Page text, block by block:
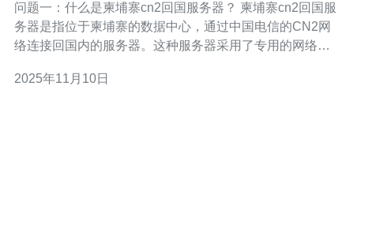
问题一：什么是柬埔寨cn2回国服务器？ 柬埔寨cn2回国服
务器是指位于柬埔寨的数据中心，通过中国电信的CN2网
络连接回国内的服务器。这种服务器采用了专用的网络通
频繁访问国内网站的用户。使用这种服务器可以减少数据
2025年11月10日